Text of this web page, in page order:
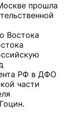
прошла
Востока
РФ в ДФО
части